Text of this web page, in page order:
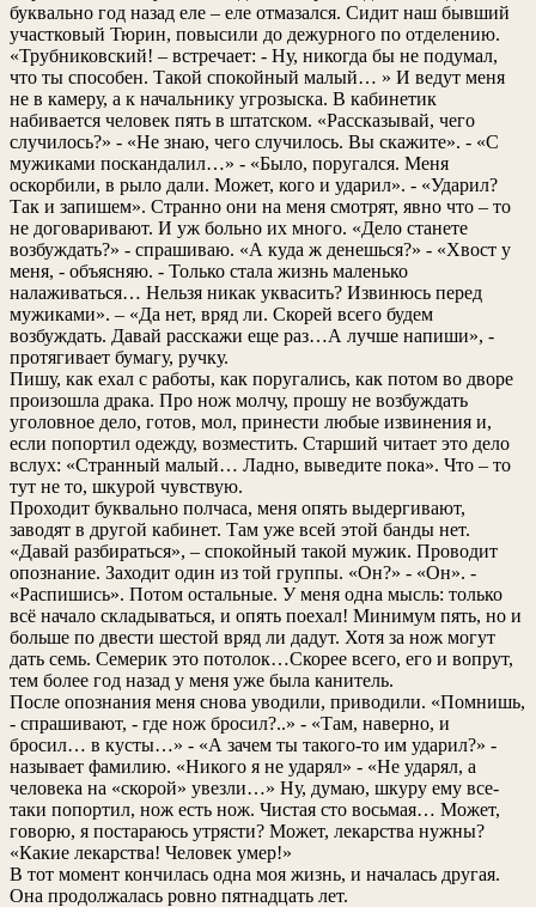
буквально год назад еле – еле отмазался. Сидит наш бывший
участковый Тюрин, повысили до дежурного по отделению.
«Трубниковский! – встречает: - Ну, никогда бы не подумал,
что ты способен. Такой спокойный малый… » И ведут меня
не в камеру, а к начальнику угрозыска. В кабинетик
набивается человек пять в штатском. «Рассказывай, чего
случилось?» - «Не знаю, чего случилось. Вы скажите». - «С
мужиками поскандалил…» - «Было, поругался. Меня
оскорбили, в рыло дали. Может, кого и ударил». - «Ударил?
Так и запишем». Странно они на меня смотрят, явно что – то
не договаривают. И уж больно их много. «Дело станете
возбуждать?» - спрашиваю. «А куда ж денешься?» - «Хвост у
меня, - объясняю. - Только стала жизнь маленько
налаживаться… Нельзя никак уквасить? Извинюсь перед
мужиками». – «Да нет, вряд ли. Скорей всего будем
возбуждать. Давай расскажи еще раз…А лучше напиши», -
протягивает бумагу, ручку.
Пишу, как ехал с работы, как поругались, как потом во дворе
произошла драка. Про нож молчу, прошу не возбуждать
уголовное дело, готов, мол, принести любые извинения и,
если попортил одежду, возместить. Старший читает это дело
вслух: «Странный малый… Ладно, выведите пока». Что – то
тут не то, шкурой чувствую.
Проходит буквально полчаса, меня опять выдергивают,
заводят в другой кабинет. Там уже всей этой банды нет.
«Давай разбираться», – спокойный такой мужик. Проводит
опознание. Заходит один из той группы. «Он?» - «Он». -
«Распишись». Потом остальные. У меня одна мысль: только
всё начало складываться, и опять поехал! Минимум пять, но и
больше по двести шестой вряд ли дадут. Хотя за нож могут
дать семь. Семерик это потолок…Скорее всего, его и вопрут,
тем более год назад у меня уже была канитель.
После опознания меня снова уводили, приводили. «Помнишь,
- спрашивают, - где нож бросил?..» - «Там, наверно, и
бросил… в кусты…» - «А зачем ты такого-то им ударил?» -
называет фамилию. «Никого я не ударял» - «Не ударял, а
человека на «скорой» увезли…» Ну, думаю, шкуру ему все-
таки попортил, нож есть нож. Чистая сто восьмая… Может,
говорю, я постараюсь утрясти? Может, лекарства нужны?
«Какие лекарства! Человек умер!»
В тот момент кончилась одна моя жизнь, и началась другая.
Она продолжалась ровно пятнадцать лет.